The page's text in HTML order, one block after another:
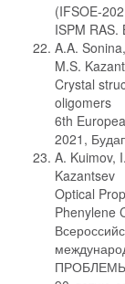
(IFSOE-
ISPM RAS.
A.A.
M.S.
Crystal
oligomers
6th
2021,
A. Kuimov,
Kazantsev
Optical
Phenylene